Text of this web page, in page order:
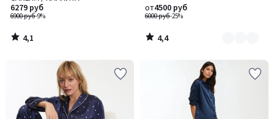
6900 руб-9%
6279 руб
4,1
/
6000 руб-25%
от4500 руб
4,4
/